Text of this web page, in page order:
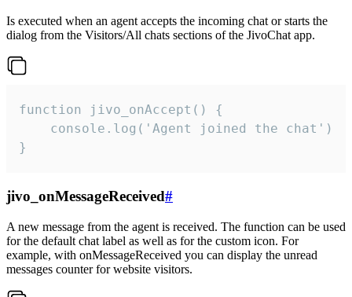
Is executed when an agent accepts the incoming chat or starts the
dialog from the Visitors/All chats sections of the JivoChat app.
function jivo_onAccept() {
}
jivo_onMessageReceived#
A new message from the agent is received. The function can be used
for the default chat label as well as for the custom icon. For
example, with onMessageReceived you can display the unread
messages counter for website visitors.